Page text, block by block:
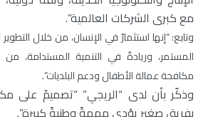
مع كبرى الشركات العالمية”.
وتابع: “إنها استثمارٌ في الإنسان، من خلال
المستمر، وريادةٌ في التنمية المستدامة، من
مكافحة عمالة الأطفال ودعم البلديات”.
وذكّر بأن لدى “الريجي” “تصميمٌ على
بفريقٍ صغيرٍ يؤدي مهمةً وطنيةً كبيرة”.